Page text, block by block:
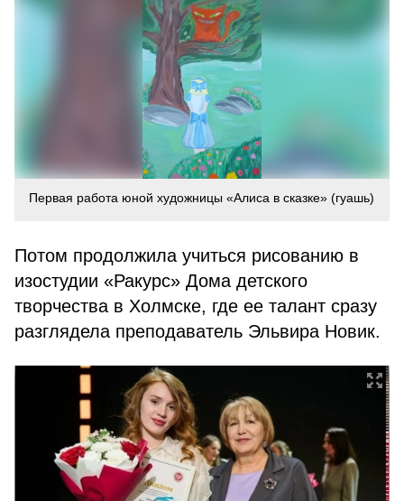
Первая работа юной художницы «Алиса в сказке» (гуашь)
Потом продолжила учиться рисованию в
изостудии «Ракурс» Дома детского
творчества в Холмске, где ее талант сразу
разглядела преподаватель Эльвира Новик.